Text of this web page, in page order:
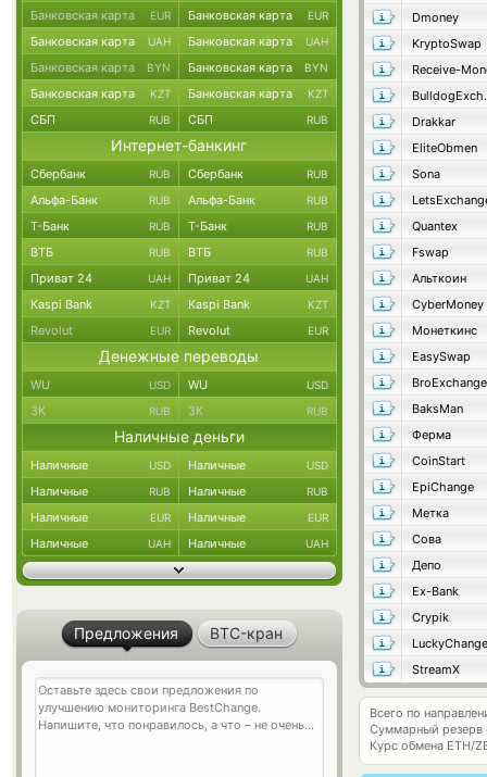
Dmoney
KryptoSwap
Receive-
Drakkar
EliteObmen
Sona
Quantex
Fswap
Альткоин
CyberMoney
Монеткинс
EasySwap
BroExchange
BaksMan
Ферма
CoinStart
EpiChange
Метка
Сова
Депо
Ex-Bank
Crypik
LuckyChange
StreamX
Всего по
Суммарный резерв
Курс обмена ETH/
Банковская карта EUR Банковская карта EUR
Банковская карта UAH Банковская карта UAH
Банковская карта BYN Банковская карта BYN
Банковская карта KZT Банковская карта KZT
СБП RUB СБП RUB
Интернет-банкинг
Сбербанк RUB Сбербанк RUB
Альфа-Банк RUB Альфа-Банк RUB
Т-Банк RUB Т-Банк RUB
ВТБ RUB ВТБ RUB
Приват 24 UAH Приват 24 UAH
Kaspi Bank KZT Kaspi Bank KZT
Revolut EUR Revolut EUR
Денежные переводы
WU USD WU USD
ЗК RUB ЗК RUB
Наличные деньги
Наличные USD Наличные USD
Наличные RUB Наличные RUB
Наличные EUR Наличные EUR
Наличные UAH Наличные UAH
Предложения BTC-кран